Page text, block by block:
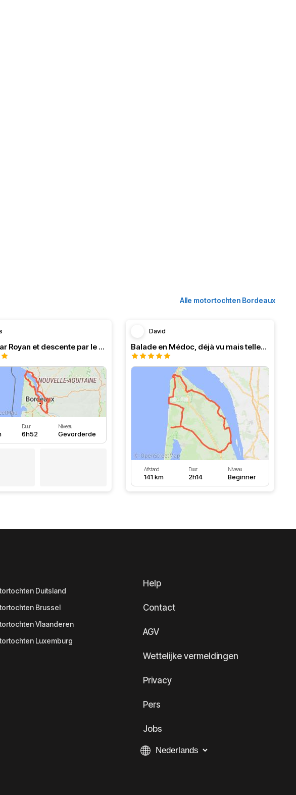
Alle motortochten Bordeaux
Boucle par Royan et descente par le Médoc
Duur
6h52
Niveau
Gevorderde
David
Balade en Médoc, déjà vu mais tellement agréable
Afstand
141 km
Duur
2h14
Niveau
Beginner
Duitsland
Brussel
Vlaanderen
Luxemburg
Help
Contact
AGV
Wettelijke vermeldingen
Privacy
Pers
Jobs